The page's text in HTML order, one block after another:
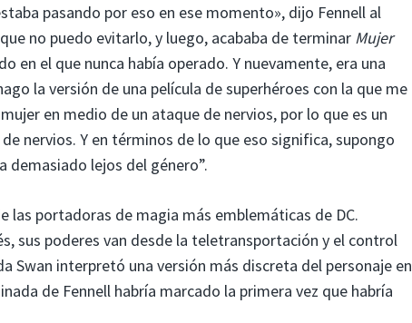
pasando por eso en ese momento», dijo Fennell al
no puedo evitarlo, y luego, acababa de terminar Mujer
en el que nunca había operado. Y nuevamente, era una
la versión de una película de superhéroes con la que me
en medio de un ataque de nervios, por lo que es un
nervios. Y en términos de lo que eso significa, supongo
lejos del género”.
portadoras de magia más emblemáticas de DC.
sus poderes van desde la teletransportación y el control
Swan interpretó una versión más discreta del personaje en
de Fennell habría marcado la primera vez que habría